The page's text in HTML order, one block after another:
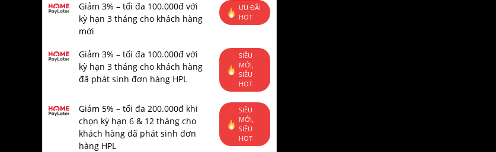
Giảm 3% – tối đa 100.000đ với
kỳ hạn 3 tháng cho khách hàng
mới
ƯU ĐÃI
HOT
Giảm 3% – tối đa 100.000đ với
kỳ hạn 3 tháng cho khách hàng
đã phát sinh đơn hàng HPL
SIÊU
MỚI,
SIÊU
HOT
Giảm 5% – tối đa 200.000đ khi
chọn kỳ hạn 6 & 12 tháng cho
khách hàng đã phát sinh đơn
hàng HPL
SIÊU
MỚI,
SIÊU
HOT